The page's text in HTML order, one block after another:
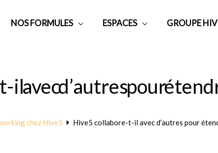
NOS FORMULES ESPACES GROUPE
avec d’autres pour
chez Hive5 Hive5 collabore-t-il avec d’autres pour